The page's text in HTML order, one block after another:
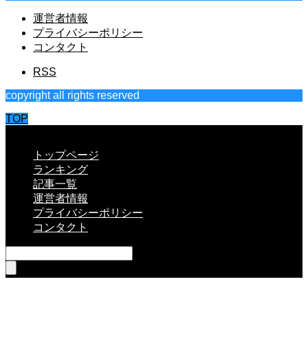
運営者情報
プライバシーポリシー
コンタクト
RSS
copyright all rights reserved
TOP
トップページ
ランキング
記事一覧
運営者情報
プライバシーポリシー
コンタクト